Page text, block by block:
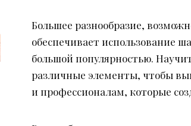
Большее разнообразие,
обеспечивает использование
большой популярностью.
различные элементы, чтобы
и профессионалам, которые